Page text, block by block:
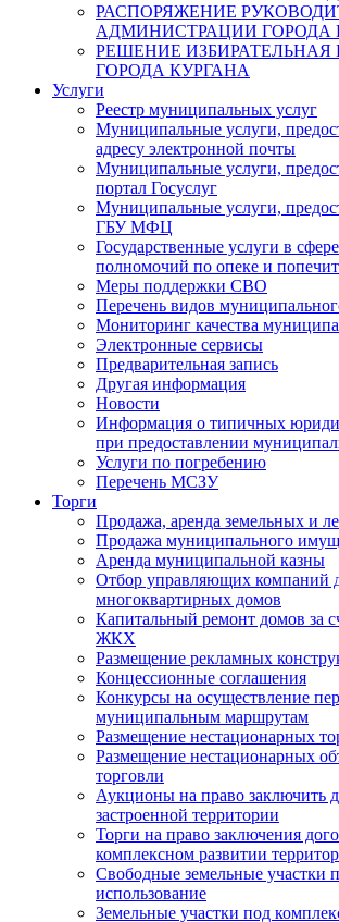
РАСПОРЯЖЕНИЕ
АДМИНИСТРАЦИИ ГОРОДА
РЕШЕНИЕ
ГОРОДА КУРГАНА
Услуги
Реестр муниципальных услуг
Муниципальные услуги,
адресу электронной почты
Муниципальные услуги,
портал Госуслуг
Муниципальные услуги,
ГБУ МФЦ
Государственные услуги в
полномочий по опеке и
Меры поддержки СВО
Перечень видов
Мониторинг качества
Электронные сервисы
Предварительная запись
Другая информация
Новости
Информация о типичных
при предоставлении
Услуги по погребению
Перечень МСЗУ
Торги
Продажа, аренда земельных и
Продажа муниципального
Аренда муниципальной казны
Отбор управляющих компаний
многоквартирных домов
Капитальный ремонт домов за
ЖКХ
Размещение рекламных
Концессионные соглашения
Конкурсы на осуществление
муниципальным маршрутам
Размещение нестационарных
Размещение нестационарных
торговли
Аукционы на право заключить
застроенной территории
Торги на право заключения
комплексном развитии
Свободные земельные участки
использование
Земельные участки под